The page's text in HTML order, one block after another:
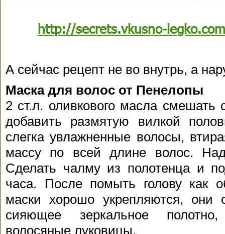
http://secrets.vkusno-
А сейчас рецепт не во внутрь, а
Маска для волос от Пенелопы
2 ст.л. оливкового масла
добавить размятую вилкой
слегка увлажненные волосы,
массу по всей длине волос.
Сделать чалму из полотенца и
часа. После помыть голову как
маски хорошо укрепляются, они
сияющее зеркальное
волосяные луковицы.